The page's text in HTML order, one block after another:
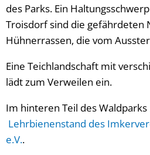
des Parks. Ein
Troisdorf sind die gefährdeten
Hühnerrassen, die vom
Eine Teichlandschaft mit
lädt zum Verweilen ein.
Im hinteren Teil des
Lehrbienenstand des
e.V..